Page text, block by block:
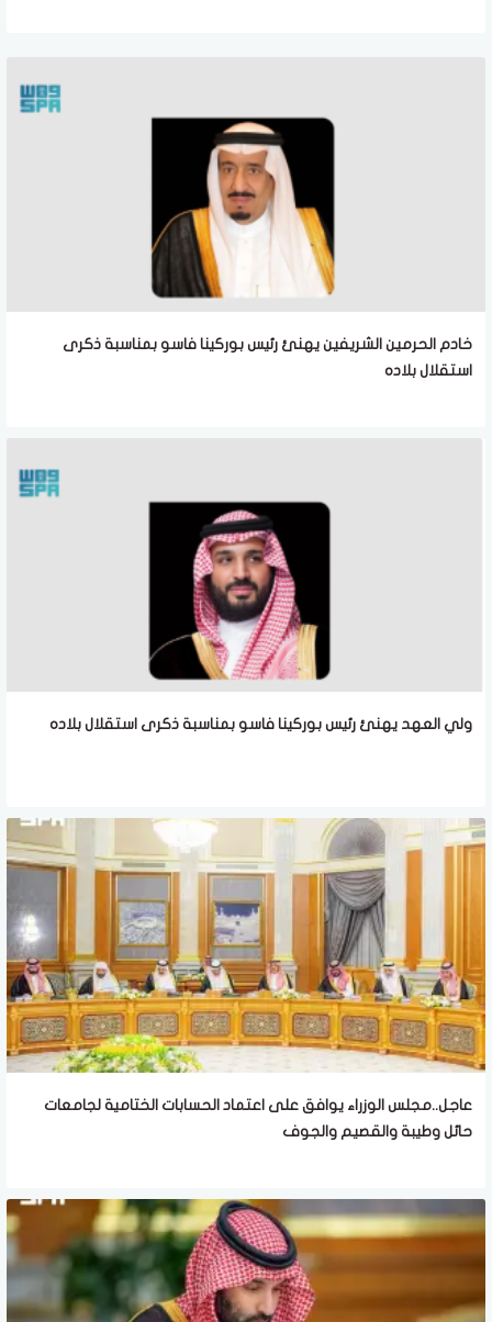
خادم الحرمين الشريفين يهنئ رئيس بوركينا فاسو بمناسبة ذكرى
استقلال بلاده
ولي العهد يهنئ رئيس بوركينا فاسو بمناسبة ذكرى استقلال بلاده
عاجل..مجلس الوزراء يوافق على اعتماد الحسابات الختامية لجامعات
حائل وطيبة والقصيم والجوف